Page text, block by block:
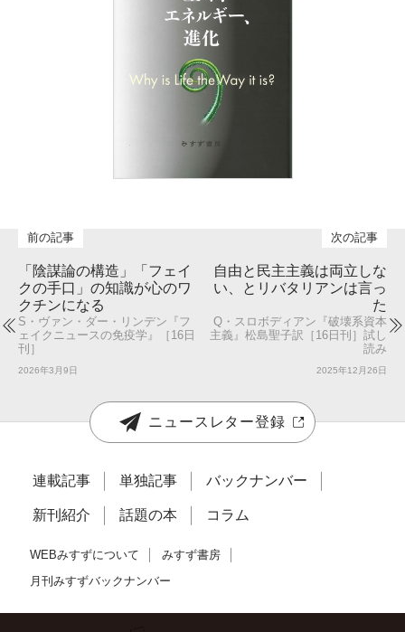
「陰謀論の構造」「フェイ
クの手口」の知識が心のワ
クチンになる
S・ヴァン・ダー・リンデン『フ
ェイクニュースの免疫学』［16日
刊］
2026年3月9日
自由と民主主義は両立しな
い、とリバタリアンは言っ
た
Q・スロボディアン『破壊系資本
主義』松島聖子訳［16日刊］試し
読み
2025年12月26日
ニュースレター登録
連載記事 単独記事 バックナンバー
新刊紹介 話題の本 コラム
WEBみすずについて みすず書房
月刊みすずバックナンバー